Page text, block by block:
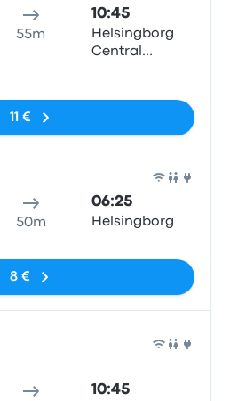
55m
10:45
Helsingborg
Central
11 €
50m
06:25
Helsingborg
8 €
10:45